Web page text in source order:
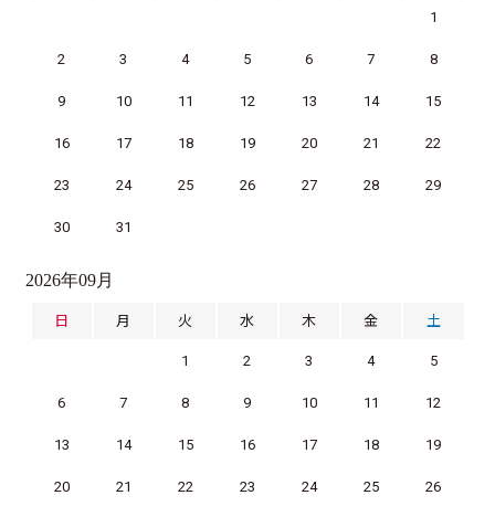
1
2 3 4 5 6 7 8
9 10 11 12 13 14 15
16 17 18 19 20 21 22
23 24 25 26 27 28 29
30 31
2026年09月
日 月 火 水 木 金 土
1 2 3 4 5
6 7 8 9 10 11 12
13 14 15 16 17 18 19
20 21 22 23 24 25 26